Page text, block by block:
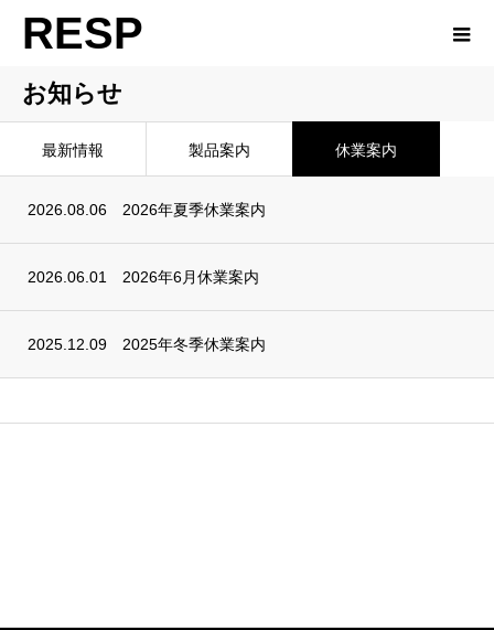
RESP
お知らせ
最新情報 製品案内 休業案内
2026.08.06 2026年夏季休業案内
2026.06.01 2026年6月休業案内
2025.12.09 2025年冬季休業案内